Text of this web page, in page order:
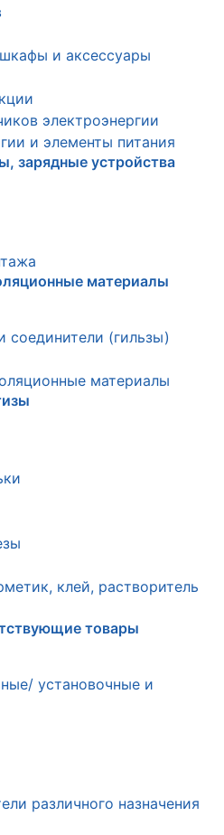
и аксессуары
электроэнергии
и элементы питания
зарядные устройства
материалы
соединители (гильзы)
материалы
клей, растворитель
товары
установочные и
различного назначения